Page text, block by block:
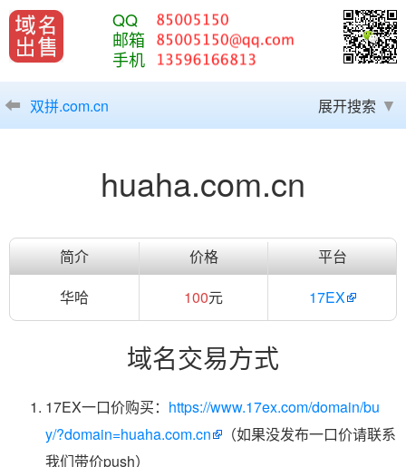
QQ
邮箱
手机
双拼.com.cn 展开搜索
huaha.com.cn
简介 价格
平台
华哈
100元 17EX
域名交易方式
17EX一口价购买： https://www.17ex.com/domain/bu
y/?domain=huaha.com.cn
（如果没发布一口价请联系
我们带价push）